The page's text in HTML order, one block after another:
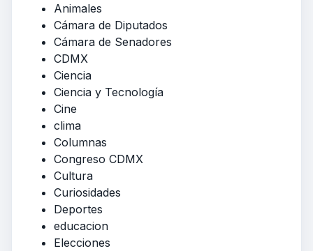
Animales
Cámara de Diputados
Cámara de Senadores
CDMX
Ciencia
Ciencia y Tecnología
Cine
clima
Columnas
Congreso CDMX
Cultura
Curiosidades
Deportes
educacion
Elecciones